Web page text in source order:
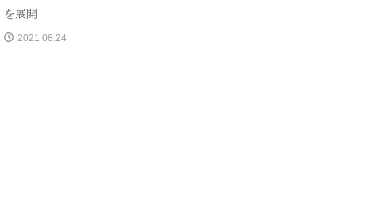
を展開...
2021.08.24